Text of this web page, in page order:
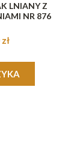
LNIANY Z
NR 876